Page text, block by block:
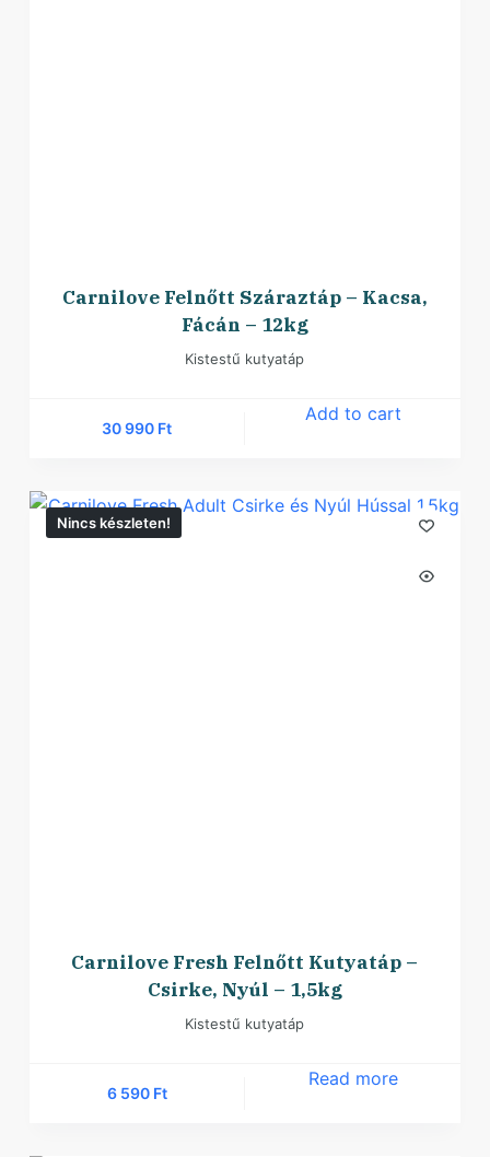
Carnilove Felnőtt Száraztáp – Kacsa,
Fácán – 12kg
Kistestű kutyatáp
30 990 Ft
Add to cart
Nincs készleten!
Carnilove Fresh Felnőtt Kutyatáp –
Csirke, Nyúl – 1,5kg
Kistestű kutyatáp
6 590 Ft
Read more